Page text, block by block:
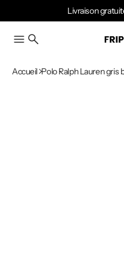
Livraison
Accueil Polo Ralph Lauren gris